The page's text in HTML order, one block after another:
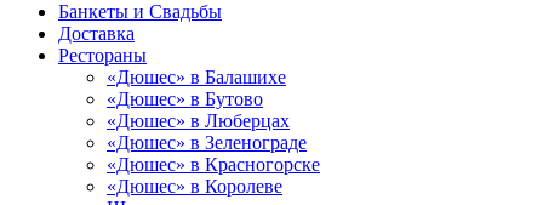
Банкеты и Свадьбы
Доставка
Рестораны
«Дюшес» в Балашихе
«Дюшес» в Бутово
«Дюшес» в Люберцах
«Дюшес» в Зеленограде
«Дюшес» в Красногорске
«Дюшес» в Королеве